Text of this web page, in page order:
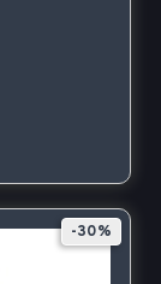
-30%